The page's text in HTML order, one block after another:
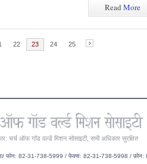
ReadMore
22 23 24 25
चर्च ऑफ गॉड वर्ल्ड मिशन सोसाइटी, सभी अधिकार सुरक्षित
फोन: 82-31-738-5999 / फेक्स: 82-31-738-5998 /